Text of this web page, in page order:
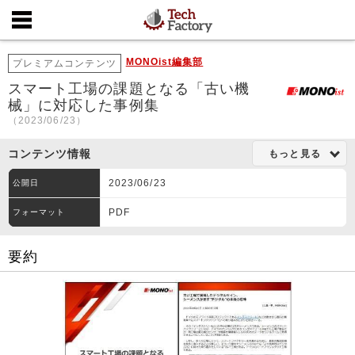
プレミアムコンテンツ MONOist編集部
スマート工場の課題となる「古い機
械」に対応した事例集
（2023/06/23）
コンテンツ情報 もっと見る
公開日 2023/06/23
フォーマット PDF
要約